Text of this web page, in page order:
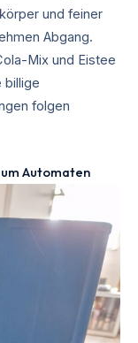
und feiner
Abgang.
Mix und Eistee
billige
folgen
Automaten